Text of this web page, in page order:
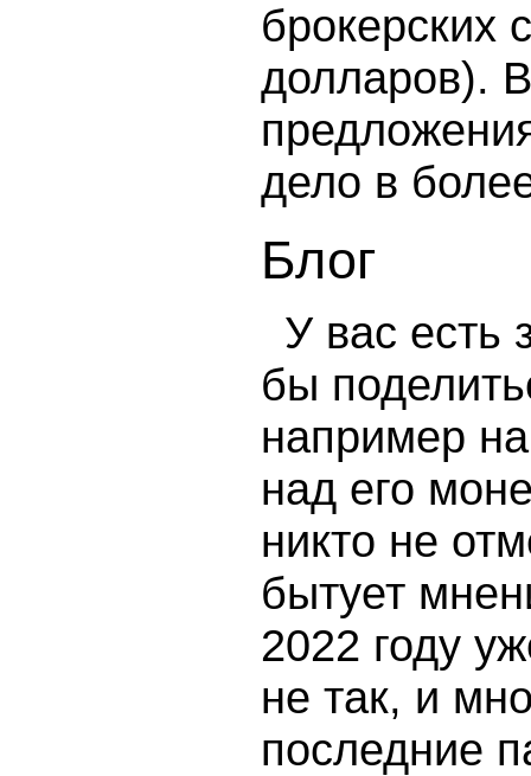
брокерских
долларов).
дело в
Блог
У вас есть
бы
например
над его
никто не
бытует
2022 году
не так, и
последние